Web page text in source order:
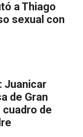
a Thiago
sexual con
Juanicar
de Gran
cuadro de